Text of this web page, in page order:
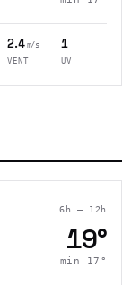
2.4 m/s
VENT
1
UV
6h – 12h
19°
min 17 °